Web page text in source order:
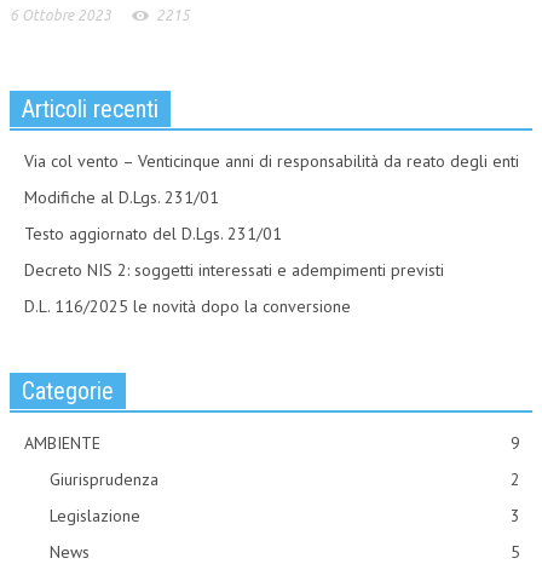
6 Ottobre 2023 2215
Articoli recenti
Via col vento – Venticinque anni di responsabilità da reato degli enti
Modifiche al D.Lgs. 231/01
Testo aggiornato del D.Lgs. 231/01
Decreto NIS 2: soggetti interessati e adempimenti previsti
D.L. 116/2025 le novità dopo la conversione
Categorie
AMBIENTE
9
Giurisprudenza
2
Legislazione
3
News
5